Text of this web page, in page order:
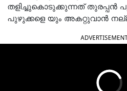
തളിച്ചുകൊടുക്കുന്നത് തുരപ്പൻ
പുഴുക്കളെ യും അകറ്റുവാൻ